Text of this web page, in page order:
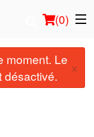
(0)
moment. Le
désactivé.
×